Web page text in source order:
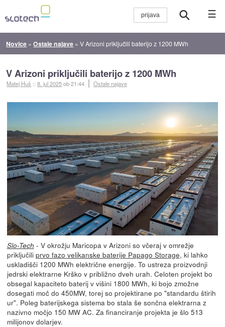
☰
Novice »Ostale najave »V Arizoni priključili baterijo z 1200 MWh
V Arizoni priključili baterijo z 1200 MWh
Matej Huš ::8. jul 2025ob 21:44 Ostale najave
Slo-Tech - V okrožju Maricopa v Arizoni so včeraj v omrežje
priključili prvo fazo velikanske baterije Papago Storage, ki lahko
uskladišči 1200 MWh električne energije. To ustreza proizvodnji
jedrski elektrarne Krško v približno dveh urah. Celoten projekt bo
obsegal kapaciteto baterij v višini 1800 MWh, ki bojo zmožne
dosegati moč do 450MW, torej so projektirane po "standardu štirih
ur". Poleg baterijskega sistema bo stala še sončna elektrarna z
nazivno močjo 150 MW AC. Za financiranje projekta je šlo 513
milijonov dolarjev.